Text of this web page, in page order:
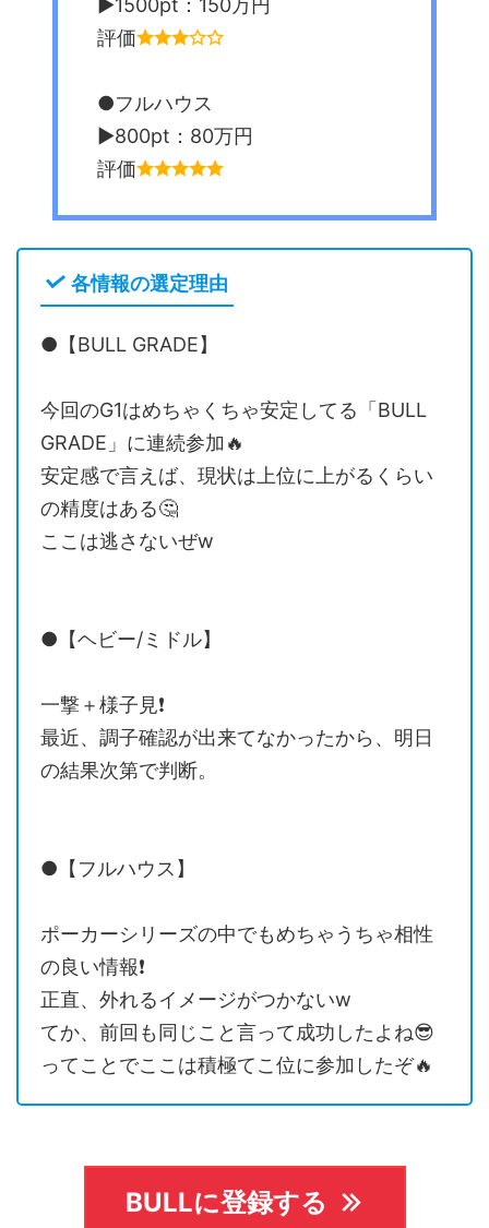
▶︎1500pt：150万円
評価
●フルハウス
▶︎800pt：80万円
評価
各情報の選定理由
●【BULL GRADE】
今回のG1はめちゃくちゃ安定してる「BULL
GRADE」に連続参加🔥
安定感で言えば、現状は上位に上がるくらい
の精度はある🤔
ここは逃さないぜw
●【ヘビー/ミドル】
一撃＋様子見❗️
最近、調子確認が出来てなかったから、明日
の結果次第で判断。
●【フルハウス】
ポーカーシリーズの中でもめちゃうちゃ相性
の良い情報❗️
正直、外れるイメージがつかないw
てか、前回も同じこと言って成功したよね😎
ってことでここは積極てこ位に参加したぞ🔥
BULLに登録する